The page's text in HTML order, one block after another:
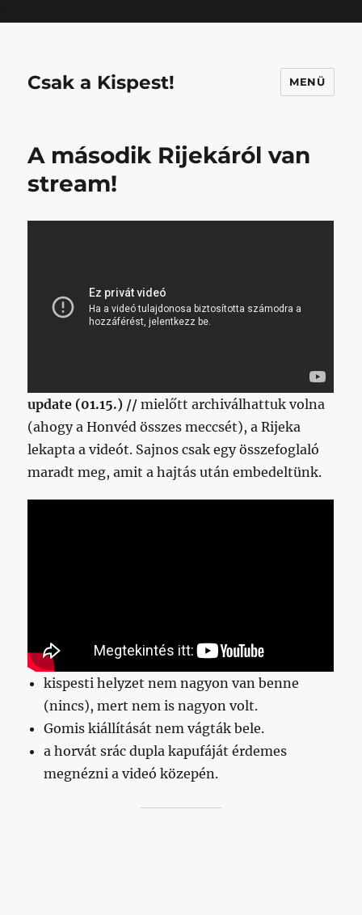
Csak a Kispest! MENÜ
A második Rijekáról van
stream!
update (01.15.) //mielőtt archiválhattuk volna
(ahogy a Honvéd összes meccsét), a Rijeka
lekapta a videót. Sajnos csak egy összefoglaló
maradt meg, amit a hajtás után embedeltünk.
kispesti helyzet nem nagyon van benne
(nincs), mert nem is nagyon volt.
Gomis kiállítását nem vágták bele.
a horvát srác dupla kapufáját érdemes
megnézni a videó közepén.